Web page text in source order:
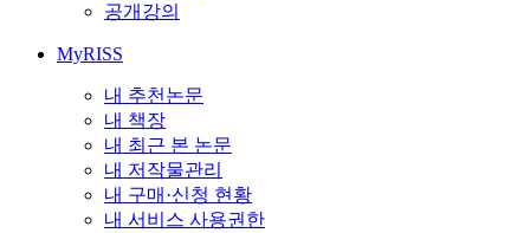
공개강의
MyRISS
내 추천논문
내 책장
내 최근 본 논문
내 저작물관리
내 구매·신청 현황
내 서비스 사용권한